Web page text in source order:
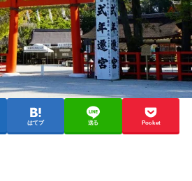
はてブ 送る Pocket